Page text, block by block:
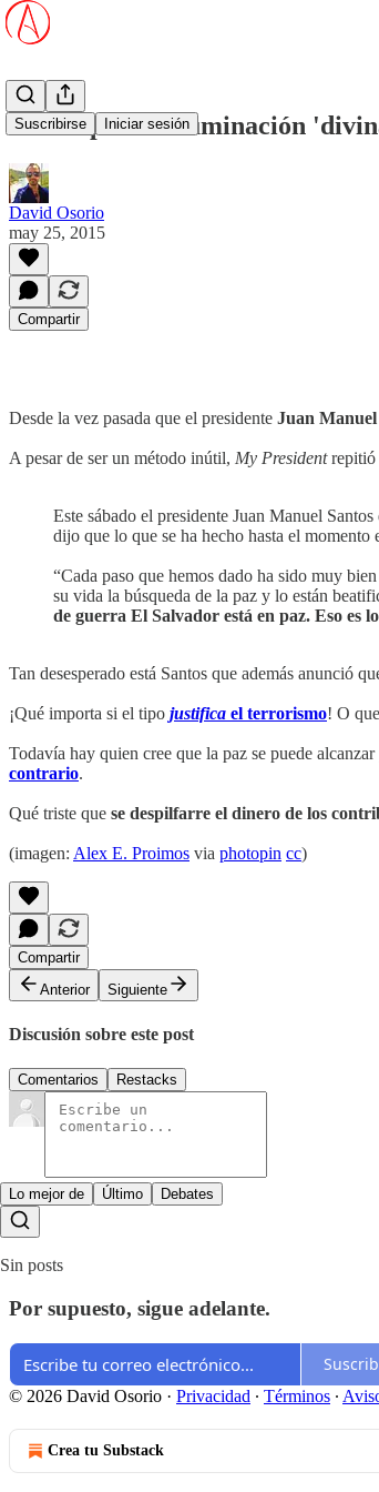
Suscribirse Iniciar sesión
Santos pedirá iluminación
David Osorio
may 25, 2015
Compartir
Desde la vez pasada que el presidente Juan Manuel
A pesar de ser un método inútil, My Presidentrepitió
Este sábado el presidente Juan Manuel
dijo que lo que se ha hecho hasta el
“Cada paso que hemos dado ha sido muy
su vida la búsqueda de la paz y lo están
de guerra El Salvador está en paz. Eso es
Tan desesperado está Santos que además anunció
¡Qué importa si el tipo justifica el terrorismo! O que
Todavía hay quien cree que la paz se puede
contrario.
Qué triste que se despilfarre el dinero de los
(imagen: Alex E. Proimos via photopin cc)
Compartir
Anterior
Siguiente
Discusión sobre este post
Comentarios Restacks
Lo mejor de Último Debates
Sin posts
Por supuesto, sigue adelante.
© 2026 David Osorio · Privacidad ∙ Términos ∙
Crea tu Substack